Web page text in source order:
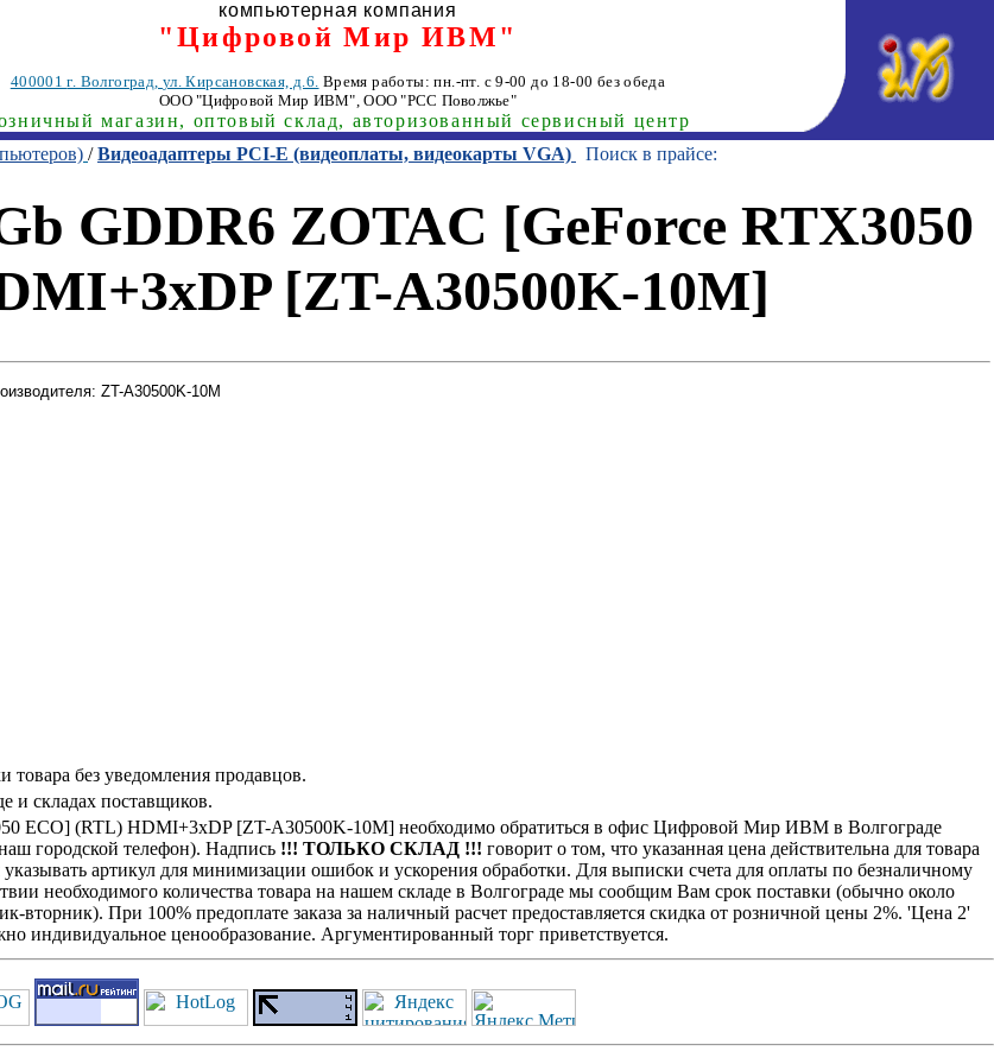
компьютерная компания
"Цифровой Мир ИВМ"
400001г. Волгоград, ул. Кирсановская, д.6. Время работы: пн.-пт. с 9-00 до 18-00 без обеда
ООО "Цифровой Мир ИВМ", ООО "РСС Поволжье"
магазин, оптовый склад, авторизованный сервисный центр
/Видеоадаптеры PCI-E (видеоплаты, видеокарты VGA) Поиск в прайсе:
GDDR6 ZOTAC [GeForce RTX3050
[ZT-A30500K-10M]
ZT-A30500K-10M
без уведомления продавцов.
и складах поставщиков.
ECO] (RTL) HDMI+3xDP [ZT-A30500K-10M] необходимо обратиться в офис Цифровой Мир ИВМ в Волгограде
городской телефон). Надпись !!! ТОЛЬКО СКЛАД !!! говорит о том, что указанная цена действительна для товара
артикул для минимизации ошибок и ускорения обработки. Для выписки счета для оплаты по безналичному
необходимого количества товара на нашем складе в Волгограде мы сообщим Вам срок поставки (обычно около
вторник). При 100% предоплате заказа за наличный расчет предоставляется скидка от розничной цены 2%. 'Цена 2'
индивидуальное ценообразование. Аргументированный торг приветствуется.